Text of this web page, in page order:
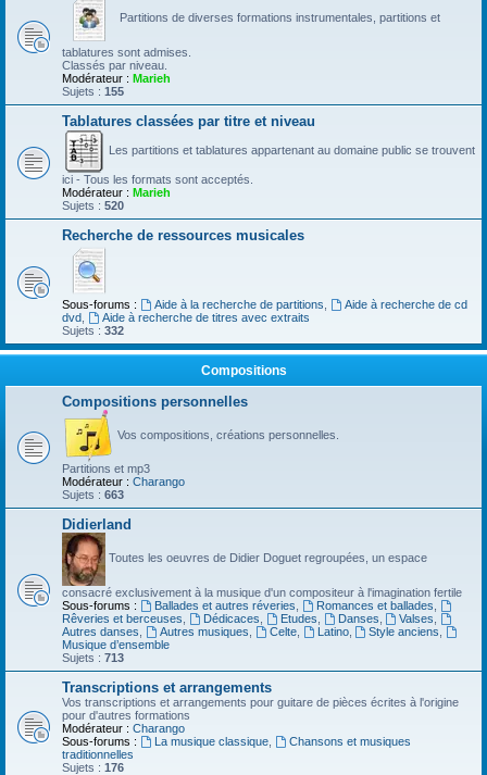
Partitions de diverses formations instrumentales, partitions et
tablatures sont admises.
Classés par niveau.
Modérateur : Marieh
Sujets : 155
Tablatures classées par titre et niveau
Les partitions et tablatures appartenant au domaine public se trouvent
ici - Tous les formats sont acceptés.
Modérateur : Marieh
Sujets : 520
Recherche de ressources musicales
Sous-forums : Aide à la recherche de partitions
Aide à recherche de cd
dvd
Aide à recherche de titres avec extraits
Sujets : 332
Compositions
Compositions personnelles
Vos compositions, créations personnelles.
Partitions et mp3
Modérateur : Charango
Sujets : 663
Didierland
Toutes les oeuvres de Didier Doguet regroupées, un espace
consacré exclusivement à la musique d'un compositeur à l'imagination fertile
Sous-forums :
Ballades et autres réveries Romances et ballades
Rêveries et berceuses
Dédicaces Etudes Danses Valses
Autres danses
Autres musiques Celte, Latino, Style anciens
Musique d’ensemble
Sujets : 713
Transcriptions et arrangements
Vos transcriptions et arrangements pour guitare de pièces écrites à l'origine
pour d'autres formations
Modérateur : Charango
Sous-forums :
La musique classique,
Chansons et musiques
traditionnelles
Sujets : 176